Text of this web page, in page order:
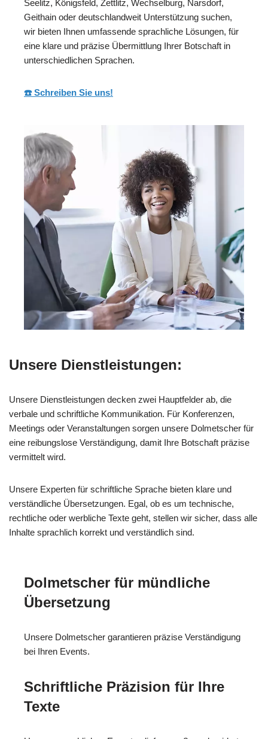
Seelitz, Königsfeld, Zettlitz, Wechselburg, Narsdorf,
Geithain oder deutschlandweit Unterstützung suchen,
wir bieten Ihnen umfassende sprachliche Lösungen, für
eine klare und präzise Übermittlung Ihrer Botschaft in
unterschiedlichen Sprachen.
☎️ Schreiben Sie uns!
Unsere Dienstleistungen:
Unsere Dienstleistungen decken zwei Hauptfelder ab, die
verbale und schriftliche Kommunikation. Für Konferenzen,
Meetings oder Veranstaltungen sorgen unsere Dolmetscher für
eine reibungslose Verständigung, damit Ihre Botschaft präzise
vermittelt wird.
Unsere Experten für schriftliche Sprache bieten klare und
verständliche Übersetzungen. Egal, ob es um technische,
rechtliche oder werbliche Texte geht, stellen wir sicher, dass alle
Inhalte sprachlich korrekt und verständlich sind.
Dolmetscher für mündliche
Übersetzung
Unsere Dolmetscher garantieren präzise Verständigung
bei Ihren Events.
Schriftliche Präzision für Ihre
Texte